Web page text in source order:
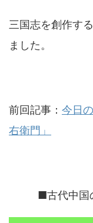
三国志を創作す
ました。
前回記事： 今日
右衛門」
■古代中国